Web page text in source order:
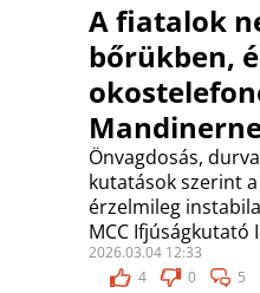
A fiatalok
bőrükben,
Önvagdosás,
kutatások szerint
érzelmileg
MCC
2026.03.04 12:33
4
0 5